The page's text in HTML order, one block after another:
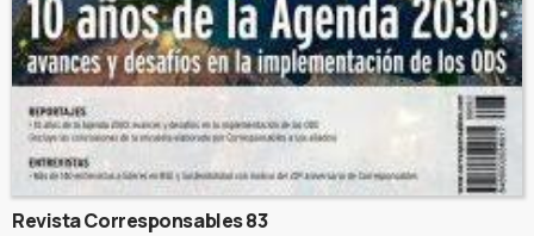
Revista Corresponsables 83